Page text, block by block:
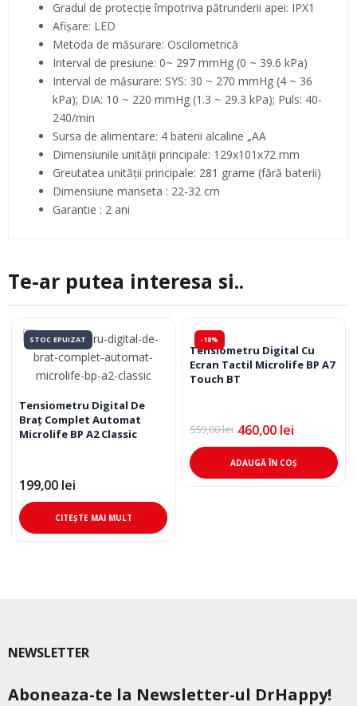
Gradul de protecție împotriva pătrunderii apei: IPX1
Afișare: LED
Metoda de măsurare: Oscilometrică
Interval de presiune: 0~ 297 mmHg (0 ~ 39.6 kPa)
Interval de măsurare: SYS: 30 ~ 270 mmHg (4 ~ 36
kPa); DIA: 10 ~ 220 mmHg (1.3 ~ 29.3 kPa); Puls: 40-
240/min
Sursa de alimentare: 4 baterii alcaline „AA
Dimensiunile unității principale: 129x101x72 mm
Greutatea unității principale: 281 grame (fără baterii)
Dimensiune manseta : 22-32 cm
Garantie : 2 ani
Te-ar putea interesa si..
STOC EPUIZAT
Tensiometru Digital De
Braţ Complet Automat
Microlife BP A2 Classic
199,00 lei
CITEȘTE MAI MULT
-18%
Tensiometru Digital Cu
Ecran Tactil Microlife BP A7
Touch BT
559,00lei
Prețul
inițial
a
fost:
559,00 lei.
460,00 lei
Prețul
curent
este:
460,00 lei.
ADAUGĂ ÎN COȘ
NEWSLETTER
Aboneaza-te la Newsletter-ul DrHappy!